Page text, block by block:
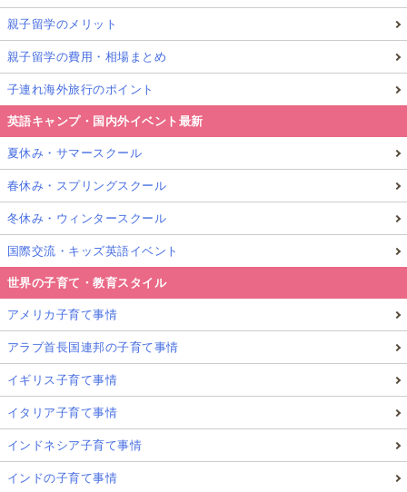
親子留学のメリット
親子留学の費用・相場まとめ
子連れ海外旅行のポイント
英語キャンプ・国内外イベント最新
夏休み・サマースクール
春休み・スプリングスクール
冬休み・ウィンタースクール
国際交流・キッズ英語イベント
世界の子育て・教育スタイル
アメリカ子育て事情
アラブ首長国連邦の子育て事情
イギリス子育て事情
イタリア子育て事情
インドネシア子育て事情
インドの子育て事情